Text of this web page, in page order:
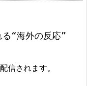
“海外の反応”
されます。